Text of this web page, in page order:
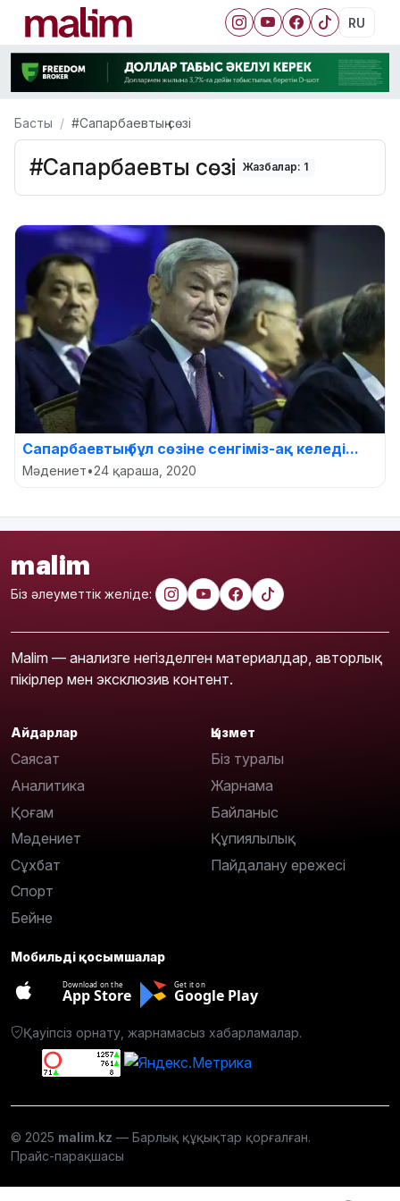
RU
Басты #Сапарбаевтың сөзі
#Сапарбаевтың сөзі Жазбалар: 1
Сапарбаевтың бұл сөзіне сенгіміз-ақ келеді...
Мәдениет•24 қараша, 2020
malim
Біз әлеуметтік желіде:
Malim — анализге негізделген материалдар, авторлық
пікірлер мен эксклюзив контент.
Айдарлар
Саясат
Аналитика
Қоғам
Мәдениет
Сұхбат
Спорт
Бейне
Қызмет
Біз туралы
Жарнама
Байланыс
Құпиялылық
Пайдалану ережесі
Мобильді қосымшалар
Download on the
App Store
Get it on
Google Play
Қауіпсіз орнату, жарнамасыз хабарламалар.
© 2025 malim.kz — Барлық құқықтар қорғалған.
Прайс-парақшасы